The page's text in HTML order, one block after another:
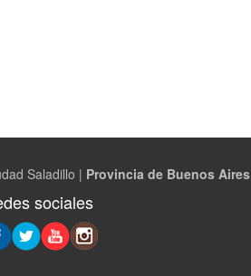
Saladillo | Provincia de Buenos Aires
sociales